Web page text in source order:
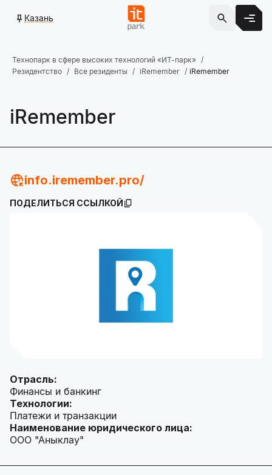
Казань
Технопарк в сфере высоких технологий «ИТ-парк»
Резидентство
Все резиденты iRemember iRemember
iRemember
info.iremember.pro/
ПОДЕЛИТЬСЯ ССЫЛКОЙ
Отрасль:
Финансы и банкинг
Технологии:
Платежи и транзакции
Наименование юридического лица:
ООО "Аныклау"